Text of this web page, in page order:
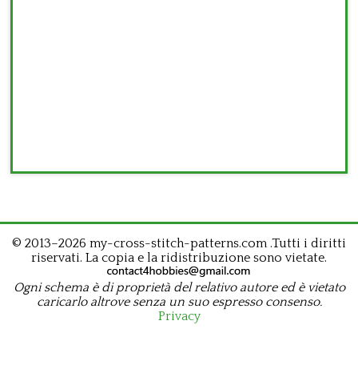
© 2013–2026 my-cross-stitch-patterns.com .Tutti i diritti
riservati. La copia e la ridistribuzione sono vietate.
Ogni schema è di proprietà del relativo autore ed è vietato
caricarlo altrove senza un suo espresso consenso.
Privacy